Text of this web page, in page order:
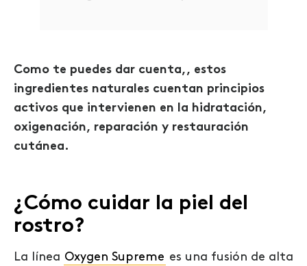
Como te puedes dar cuenta,, estos
ingredientes naturales cuentan principios
activos que intervienen en la hidratación,
oxigenación, reparación y restauración
cutánea.
¿Cómo cuidar la piel del
rostro?
La línea Oxygen Supreme es una fusión de alta